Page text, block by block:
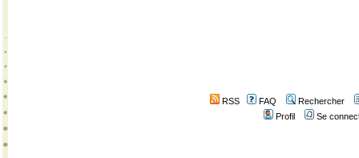
RSS FAQ
Rechercher
Profil
Se